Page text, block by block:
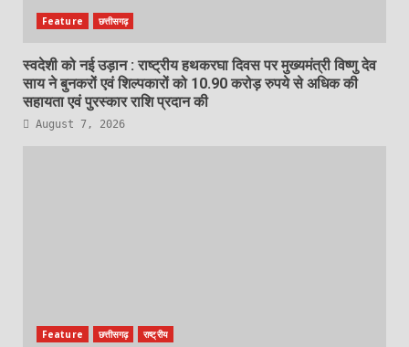
Feature छत्तीसगढ़
स्वदेशी को नई उड़ान : राष्ट्रीय हथकरघा दिवस पर मुख्यमंत्री विष्णु देव
साय ने बुनकरों एवं शिल्पकारों को 10.90 करोड़ रुपये से अधिक की
सहायता एवं पुरस्कार राशि प्रदान की
August 7, 2026
Feature छत्तीसगढ़ राष्ट्रीय